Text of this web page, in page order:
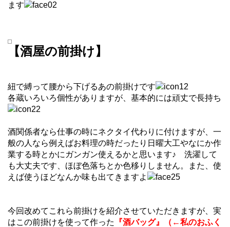
ます
【酒屋の前掛け】
紐で縛って腰から下げるあの前掛けです
各蔵いろいろ個性がありますが、基本的には頑丈で長持ち
酒関係者なら仕事の時にネクタイ代わりに付けますが、一
般の人なら例えばお料理の時だったり日曜大工やなにか作
業する時とかにガンガン使えるかと思います♪ 洗濯して
も大丈夫です、ほぼ色落ちとか色移りしません。また、使
えば使うほどなんか味も出てきますよ
今回改めてこれら前掛けを紹介させていただきますが、実
はこの前掛けを使って作った
『酒バッグ』（←私のおふく